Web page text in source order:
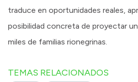
traduce en oportunidades reales,
posibilidad concreta de proyectar
miles de familias rionegrinas.
TEMAS RELACIONADOS